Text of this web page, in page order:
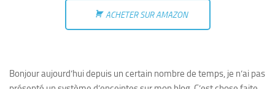
ACHETER SUR AMAZON
Bonjour aujourd’hui depuis un certain nombre de temps, je n’ai pas